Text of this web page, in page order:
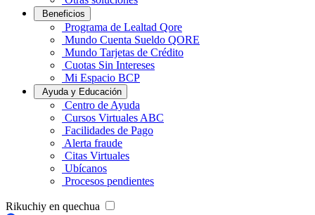
Beneficios
Programa de Lealtad Qore
Mundo Cuenta Sueldo QORE
Mundo Tarjetas de Crédito
Cuotas Sin Intereses
Mi Espacio BCP
Ayuda y Educación
Centro de Ayuda
Cursos Virtuales ABC
Facilidades de Pago
Alerta fraude
Citas Virtuales
Ubícanos
Procesos pendientes
Rikuchiy en quechua